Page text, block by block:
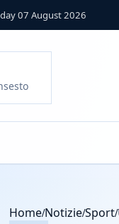
07 August 2026
Home/Notizie/Sport/